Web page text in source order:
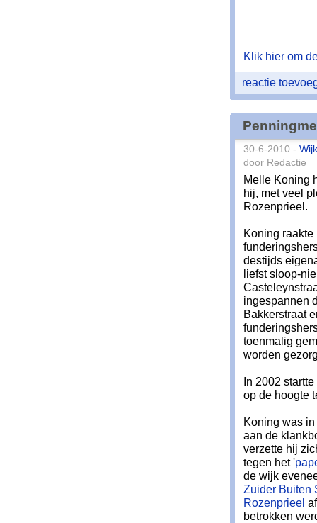
Klik hier om
reactie
30-6-2010 -
door Redactie
Melle Koning
hij, met veel
Rozenprieel.
Koning
destijds
liefst sloop-
ingespannen
Bakkerstraat
toenmalig
worden
In 2002
op de hoogte
Koning was
aan de
verzette hij
tegen het '
de wijk
Zuider Buiten
Rozenprieel
betrokken